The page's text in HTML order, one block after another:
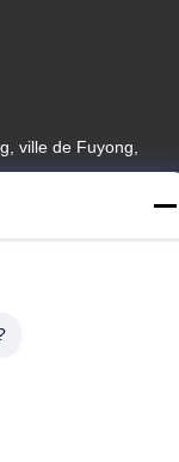
ville de Fuyong,